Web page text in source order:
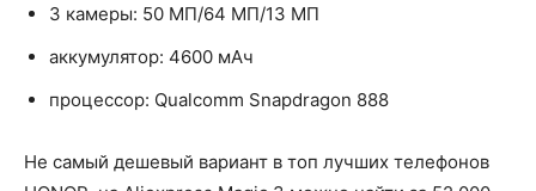
3 камеры: 50 МП/64 МП/13 МП
аккумулятор: 4600 мАч
процессор: Qualcomm Snapdragon 888
Не самый дешевый вариант в топ лучших телефонов